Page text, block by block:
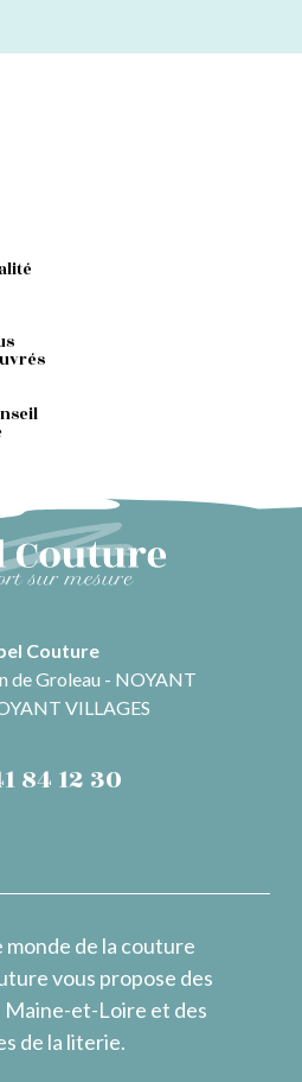
Couture
de Groleau - NOYANT
VILLAGES
84 12 30
monde de la couture
vous propose des
et-Loire et des
de la literie.